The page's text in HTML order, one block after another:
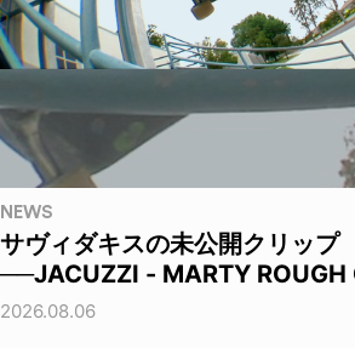
NEWS
サヴィダキスの未公開クリップ
──JACUZZI - MARTY ROUGH
2026.08.06